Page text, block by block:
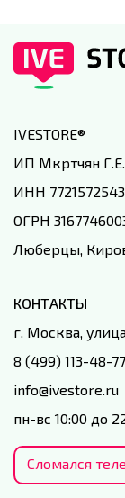
IVESTORE®
ИП Мкртчян Г.Е.
ИНН
ОГРН
Люберцы,
КОНТАКТЫ
г. Москва,
8 (499) 113-48-77
info@ivestore.ru
пн-вс 10:00 до
Сломался